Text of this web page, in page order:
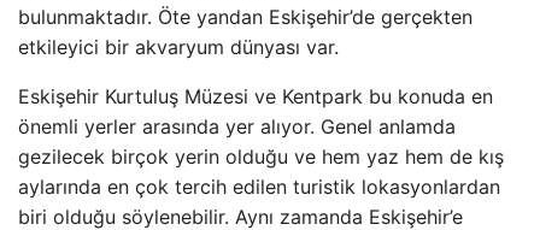
bulunmaktadır. Öte yandan Eskişehir’de gerçekten
etkileyici bir akvaryum dünyası var.
Eskişehir Kurtuluş Müzesi ve Kentpark bu konuda en
önemli yerler arasında yer alıyor. Genel anlamda
gezilecek birçok yerin olduğu ve hem yaz hem de kış
aylarında en çok tercih edilen turistik lokasyonlardan
biri olduğu söylenebilir. Aynı zamanda Eskişehir’e